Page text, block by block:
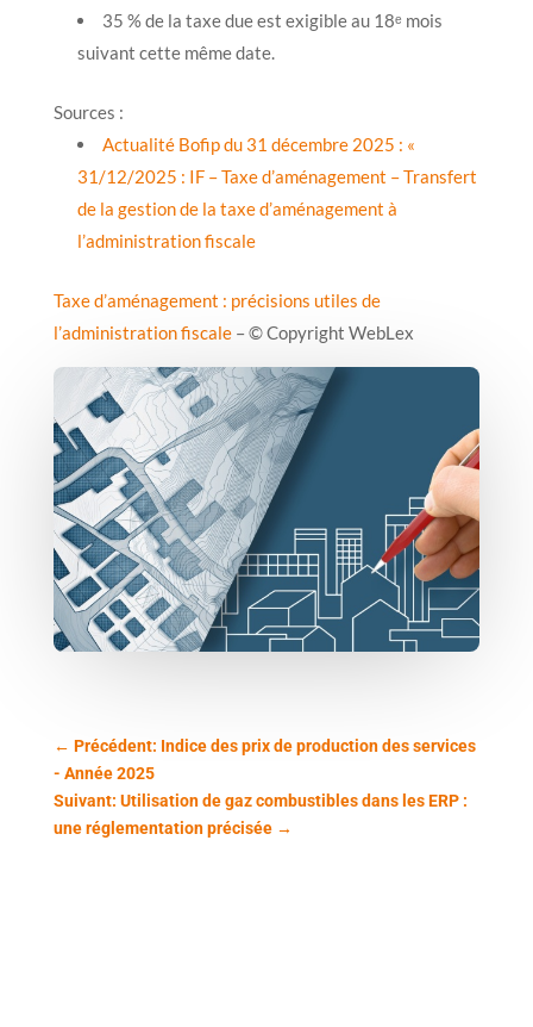
35 % de la taxe due est exigible au 18ᵉ mois
suivant cette même date.
Sources :
Actualité Bofip du 31 décembre 2025 : «
31/12/2025 : IF – Taxe d’aménagement – Transfert
de la gestion de la taxe d’aménagement à
l’administration fiscale
Taxe d’aménagement : précisions utiles de
l’administration fiscale– © Copyright WebLex
← Précédent: Indice des prix de production des services
- Année 2025
Suivant: Utilisation de gaz combustibles dans les ERP :
une réglementation précisée→